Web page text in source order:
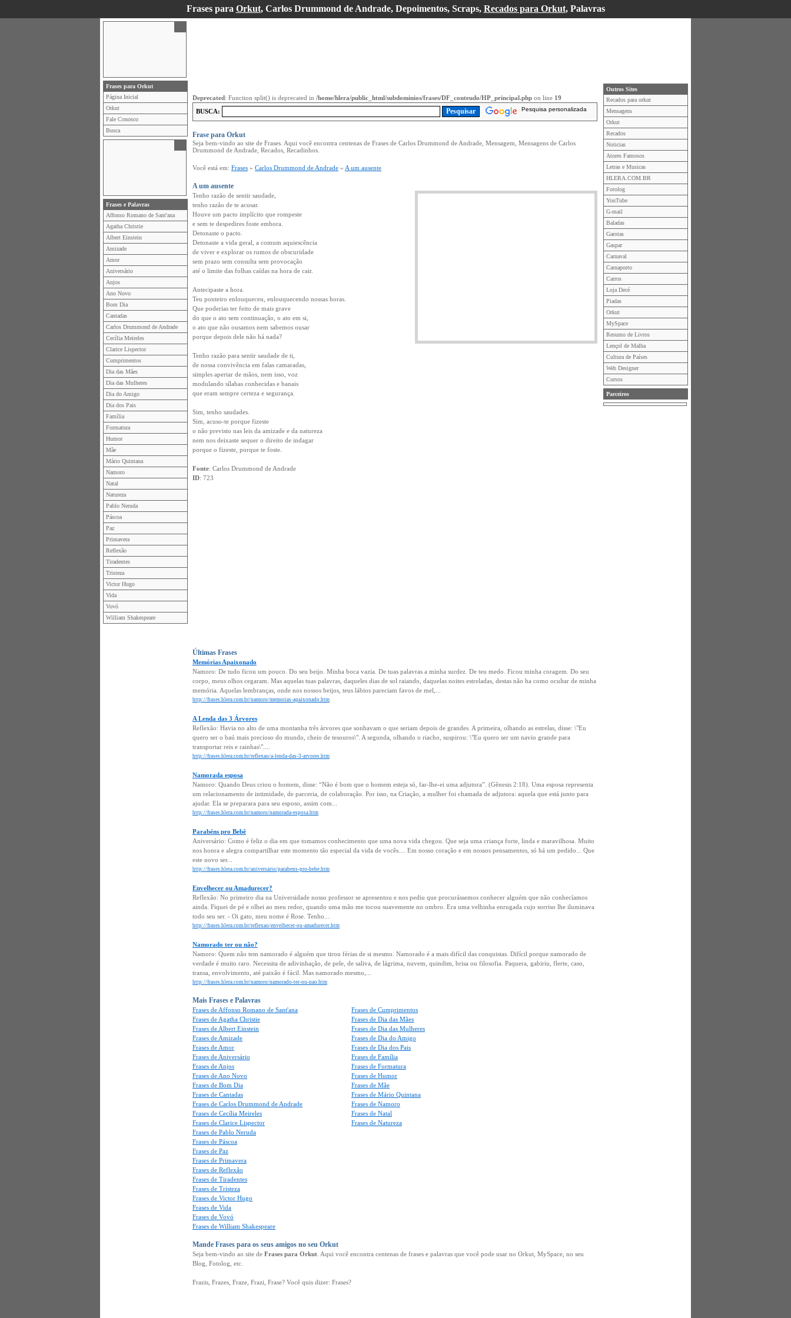
Frases para Orkut, Carlos Drummond de Andrade, Depoimentos, Scraps, Recados para Orkut, Palavras
Frases para Orkut
Página Inicial
Orkut
Fale Conosco
Busca
Frases e Palavras
Affonso Romano de Sant'ana
Agatha Christie
Albert Einstein
Amizade
Amor
Aniversário
Anjos
Ano Novo
Bom Dia
Cantadas
Carlos Drummond de Andrade
Cecília Meireles
Clarice Lispector
Cumprimentos
Dia das Mães
Dia das Mulheres
Dia do Amigo
Dia dos Pais
Família
Formatura
Humor
Mãe
Mário Quintana
Namoro
Natal
Natureza
Pablo Neruda
Páscoa
Paz
Primavera
Reflexão
Tiradentes
Tristeza
Victor Hugo
Vida
Vovó
William Shakespeare
Deprecated: Function split() is deprecated in /home/hlera/public_html/subdominios/frases/DF_conteudo/HP_principal.php on line 19
BUSCA:
Pesquisa personalizada
Frase para Orkut
Seja bem-vindo ao site de Frases. Aqui você encontra centenas de Frases de Carlos Drummond de Andrade, Mensagem, Mensagens de Carlos
Drummond de Andrade, Recados, Recadinhos.
Você está em: Frases » Carlos Drummond de Andrade » A um ausente
A um ausente
Tenho razão de sentir saudade,
tenho razão de te acusar.
Houve um pacto implícito que rompeste
e sem te despedires foste embora.
Detonaste o pacto.
Detonaste a vida geral, a comum aquiescência
de viver e explorar os rumos de obscuridade
sem prazo sem consulta sem provocação
até o limite das folhas caídas na hora de cair.
Antecipaste a hora.
Teu ponteiro enlouqueceu, enlouquecendo nossas horas.
Que poderias ter feito de mais grave
do que o ato sem continuação, o ato em si,
o ato que não ousamos nem sabemos ousar
porque depois dele não há nada?
Tenho razão para sentir saudade de ti,
de nossa convivência em falas camaradas,
simples apertar de mãos, nem isso, voz
modulando sílabas conhecidas e banais
que eram sempre certeza e segurança.
Sim, tenho saudades.
Sim, acuso-te porque fizeste
o não previsto nas leis da amizade e da natureza
nem nos deixaste sequer o direito de indagar
porque o fizeste, porque te foste.
Fonte: Carlos Drummond de Andrade
ID: 723
Últimas Frases
Memórias Apaixonado
Namoro: De tudo ficou um pouco. Do seu beijo. Minha boca vazia. De tuas palavras a minha surdez. De teu medo. Ficou minha coragem. Do seu
corpo, meus olhos cegaram. Mas aquelas tuas palavras, daqueles dias de sol raiando, daquelas noites estreladas, destas não ha como ocultar de minha
memória. Aquelas lembranças, onde nos nossos beijos, teus lábios pareciam favos de mel,...
http://frases.hlera.com.br/namoro/memorias-apaixonado.htm
A Lenda das 3 Árvores
Reflexão: Havia no alto de uma montanha três árvores que sonhavam o que seriam depois de grandes. A primeira, olhando as estrelas, disse: \"Eu
quero ser o baú mais precioso do mundo, cheio de tesouros\". A segunda, olhando o riacho, suspirou: \"Eu quero ser um navio grande para
transportar reis e rainhas\"....
http://frases.hlera.com.br/reflexao/a-lenda-das-3-arvores.htm
Namorada esposa
Namoro: Quando Deus criou o homem, disse: “Não é bom que o homem esteja só, far-lhe-ei uma adjutora”. (Gênesis 2:18). Uma esposa representa
um relacionamento de intimidade, de parceria, de colaboração. Por isso, na Criação, a mulher foi chamada de adjutora: aquela que está junto para
ajudar. Ela se preparara para seu esposo, assim com...
http://frases.hlera.com.br/namoro/namorada-esposa.htm
Parabéns pro Bebê
Aniversário: Como é feliz o dia em que tomamos conhecimento que uma nova vida chegou. Que seja uma criança forte, linda e maravilhosa. Muito
nos honra e alegra compartilhar este momento tão especial da vida de vocês.... Em nosso coração e em nossos pensamentos, só há um pedido... Que
este novo ser...
http://frases.hlera.com.br/aniversario/parabens-pro-bebe.htm
Envelhecer ou Amadurecer?
Reflexão: No primeiro dia na Universidade nosso professor se apresentou e nos pediu que procurássemos conhecer alguém que não conhecíamos
ainda. Fiquei de pé e olhei ao meu redor, quando uma mão me tocou suavemente no ombro. Era uma velhinha enrugada cujo sorriso lhe iluminava
todo seu ser. - Oi gato, meu nome é Rose. Tenho...
http://frases.hlera.com.br/reflexao/envelhecer-ou-amadurecer.htm
Namorado ter ou não?
Namoro: Quem não tem namorado é alguém que tirou férias de si mesmo. Namorado é a mais difícil das conquistas. Difícil porque namorado de
verdade é muito raro. Necessita de adivinhação, de pele, de saliva, de lágrima, nuvem, quindim, brisa ou filosofia. Paquera, gabiriu, flerte, caso,
transa, envolvimento, até paixão é fácil. Mas namorado mesmo,...
http://frases.hlera.com.br/namoro/namorado-ter-ou-nao.htm
Mais Frases e Palavras
Frases de Affonso Romano de Sant'ana
Frases de Agatha Christie
Frases de Albert Einstein
Frases de Amizade
Frases de Amor
Frases de Aniversário
Frases de Anjos
Frases de Ano Novo
Frases de Bom Dia
Frases de Cantadas
Frases de Carlos Drummond de Andrade
Frases de Cecília Meireles
Frases de Clarice Lispector
Frases de Cumprimentos
Frases de Dia das Mães
Frases de Dia das Mulheres
Frases de Dia do Amigo
Frases de Dia dos Pais
Frases de Família
Frases de Formatura
Frases de Humor
Frases de Mãe
Frases de Mário Quintana
Frases de Namoro
Frases de Natal
Frases de Natureza
Frases de Pablo Neruda
Frases de Páscoa
Frases de Paz
Frases de Primavera
Frases de Reflexão
Frases de Tiradentes
Frases de Tristeza
Frases de Victor Hugo
Frases de Vida
Frases de Vovó
Frases de William Shakespeare
Mande Frases para os seus amigos no seu Orkut
Seja bem-vindo ao site de Frases para Orkut . Aqui você encontra centenas de frases e palavras que você pode usar no Orkut, MySpace, no seu
Blog, Fotolog, etc.
Frazis, Frazes, Fraze, Frazi, Frase? Você quis dizer: Frases?
Outros Sites
Recados para orkut
Mensagens
Orkut
Recados
Noticias
Atores Famosos
Letras e Musicas
HLERA.COM.BR
Fotolog
YouTube
G-mail
Baladas
Garotas
Gaspar
Carnaval
Carnaporto
Carros
Loja Decé
Piadas
Orkut
MySpace
Resumo de Livros
Lençol de Malha
Cultura de Países
Web Designer
Cursos
Parceiros